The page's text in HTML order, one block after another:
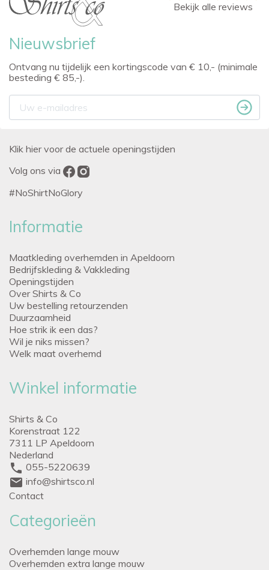
Nieuwsbrief
Ontvang nu tijdelijk een kortingscode van € 10,- (minimale
besteding € 85,-).
Bekijk alle reviews
Klik hier voor de actuele openingstijden
Volg ons via
#NoShirtNoGlory
Informatie
Maatkleding overhemden in Apeldoorn
Bedrijfskleding & Vakkleding
Openingstijden
Over Shirts & Co
Uw bestelling retourzenden
Duurzaamheid
Hoe strik ik een das?
Wil je niks missen?
Welk maat overhemd
Winkel informatie
Shirts & Co
Korenstraat 122
7311 LP Apeldoorn
Nederland
phone 055-5220639
mail info@shirtsco.nl
Contact
Categorieën
Overhemden lange mouw
Overhemden extra lange mouw